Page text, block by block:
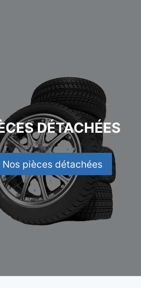
DÉTACHÉES
Nos pièces détachées